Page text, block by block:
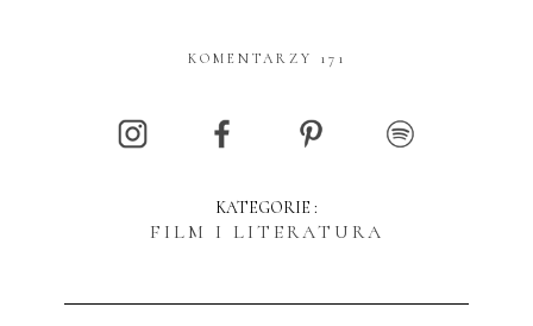
KOMENTARZY 171
KATEGORIE :
FILM I LITERATURA